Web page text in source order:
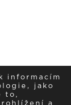
informacím
jako
to,
a